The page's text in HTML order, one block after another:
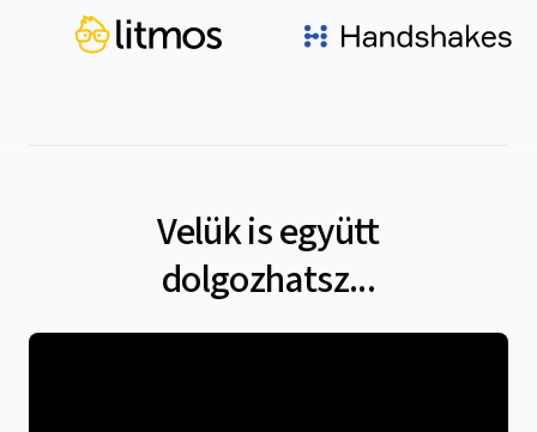
Velük is együtt
dolgozhatsz...